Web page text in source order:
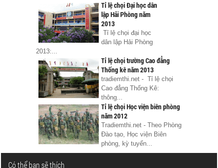
Tỉ lệ chọi Đại học dân
lập Hải Phòng năm
2013
Tỉ lệ chọi đại học
dân lập Hải Phòng
2013:...
Tỉ lệ chọi trường Cao đẳng
Thống kê năm 2013
tradiemthi.net - Tỉ lệ chọi
Cao đẳng Thống Kê:
thông...
Tỉ lệ chọi Học viện biên phòng
năm 2012
Tradiemthi.net - Theo Phòng
Đào tạo, Học viện Biên
phòng, kỳ tuyển...
Có thể bạn sẽ thích